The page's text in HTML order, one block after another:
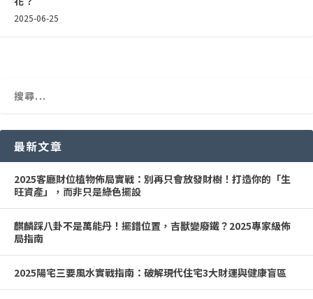
2025-06-25
最新文章
2025客廳財位植物佈局實戰：別再只會放發財樹！打造你的「生
旺資產」，而非只是綠色擺設
麒麟踩八卦不是萬能丹！擺錯位置，吉獸變廢鐵？2025專家級佈
局指南
2025陽宅三要風水實戰指南：破解現代住宅3大財運與健康盲區